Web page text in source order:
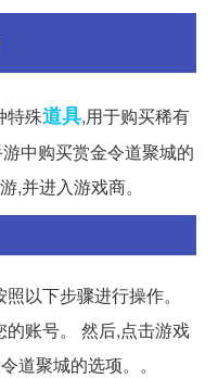
特殊道具,用于购买稀有
中购买赏金令道聚城的
,并进入游戏商。
以下步骤进行操作。
账号。 然后,点击游戏
道聚城的选项。。